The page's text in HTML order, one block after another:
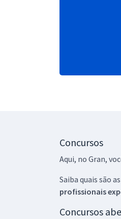
Concursos
Aqui, no Gran,
Saiba quais são
profissionais
Concursos